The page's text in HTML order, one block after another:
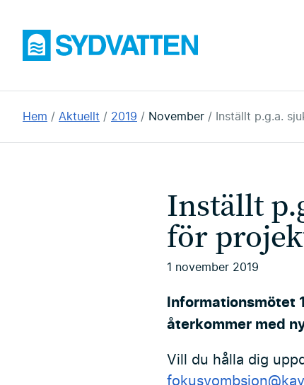
huvudinnehållet
Sydvatten
Du
Hem Aktuellt 2019 November Inställt p.g.a.
Inställt
för
1 november 2019
Informationsmötet
återkommer med
Vill du hålla dig